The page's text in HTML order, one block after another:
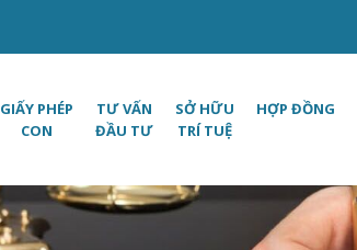
GIẤY PHÉP
CON
TƯ VẤN
ĐẦU TƯ
SỞ HỮU
TRÍ TUỆ
HỢP ĐỒNG